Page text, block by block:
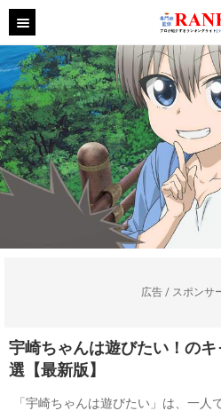
広告 / スポンサ
宇崎ちゃんは遊びたい！の
選【最新版】
「宇崎ちゃんは遊びたい」は、一人